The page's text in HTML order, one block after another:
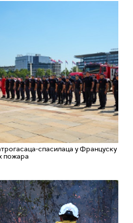
спасилаца у Француску
пожара